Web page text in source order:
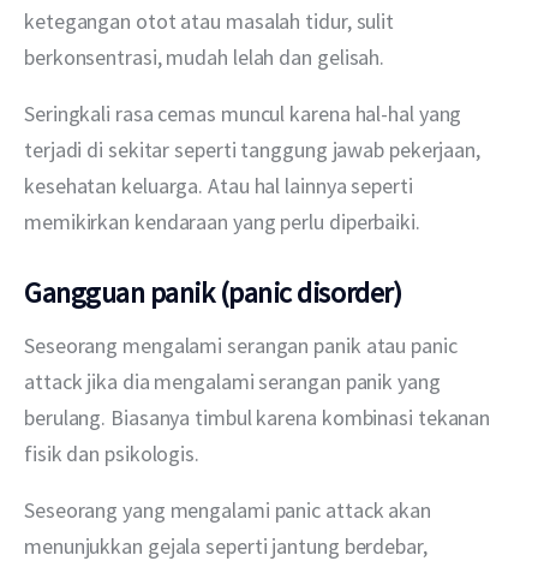
ketegangan otot atau masalah tidur, sulit
berkonsentrasi, mudah lelah dan gelisah.
Seringkali rasa cemas muncul karena hal-hal yang
terjadi di sekitar seperti tanggung jawab pekerjaan,
kesehatan keluarga. Atau hal lainnya seperti
memikirkan kendaraan yang perlu diperbaiki.
Gangguan panik (panic disorder)
Seseorang mengalami serangan panik atau panic
attack jika dia mengalami serangan panik yang
berulang. Biasanya timbul karena kombinasi tekanan
fisik dan psikologis.
Seseorang yang mengalami panic attack akan
menunjukkan gejala seperti jantung berdebar,